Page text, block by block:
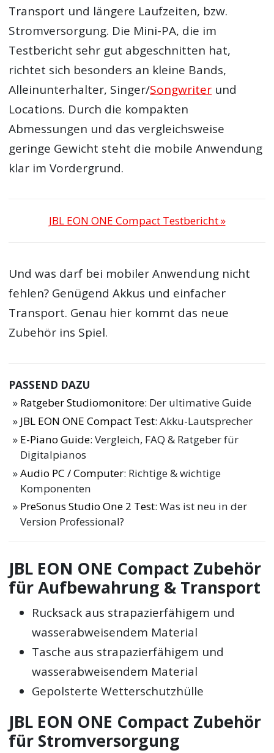
Transport und längere Laufzeiten, bzw.
Stromversorgung. Die Mini-PA, die im
Testbericht sehr gut abgeschnitten hat,
richtet sich besonders an kleine Bands,
Alleinunterhalter, Singer/Songwriter und
Locations. Durch die kompakten
Abmessungen und das vergleichsweise
geringe Gewicht steht die mobile Anwendung
klar im Vordergrund.
JBL EON ONE Compact Testbericht »
Und was darf bei mobiler Anwendung nicht
fehlen? Genügend Akkus und einfacher
Transport. Genau hier kommt das neue
Zubehör ins Spiel.
PASSEND DAZU
Ratgeber Studiomonitore: Der ultimative Guide
JBL EON ONE Compact Test: Akku-Lautsprecher
E-Piano Guide: Vergleich, FAQ & Ratgeber für
Digitalpianos
Audio PC / Computer: Richtige & wichtige
Komponenten
PreSonus Studio One 2 Test: Was ist neu in der
Version Professional?
JBL EON ONE Compact Zubehör
für Aufbewahrung & Transport
Rucksack aus strapazierfähigem und
wasserabweisendem Material
Tasche aus strapazierfähigem und
wasserabweisendem Material
Gepolsterte Wetterschutzhülle
JBL EON ONE Compact Zubehör
für Stromversorgung